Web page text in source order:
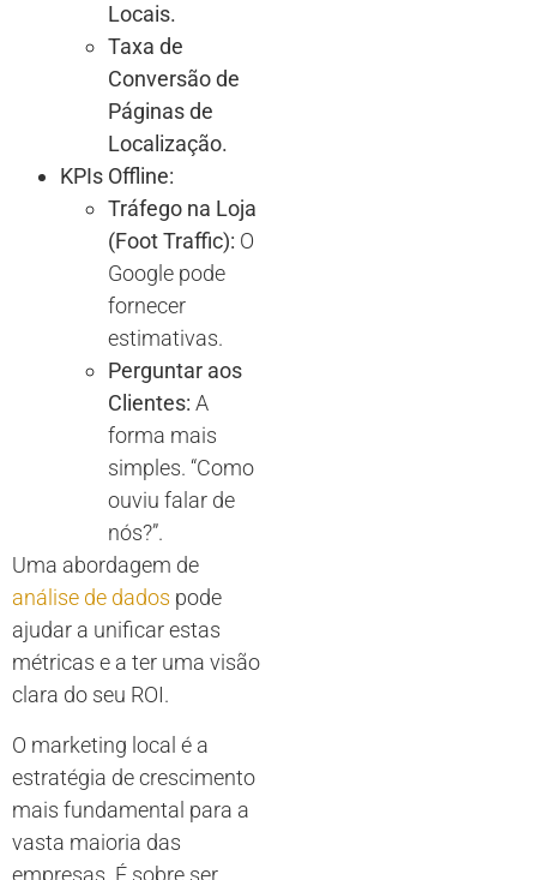
Locais.
Taxa de
Conversão de
Páginas de
Localização.
KPIs Offline:
Tráfego na Loja
(Foot Traffic): O
Google pode
fornecer
estimativas.
Perguntar aos
Clientes: A
forma mais
simples. “Como
ouviu falar de
nós?”.
Uma abordagem de
análise de dados pode
ajudar a unificar estas
métricas e a ter uma visão
clara do seu ROI.
O marketing local é a
estratégia de crescimento
mais fundamental para a
vasta maioria das
empresas. É sobre ser